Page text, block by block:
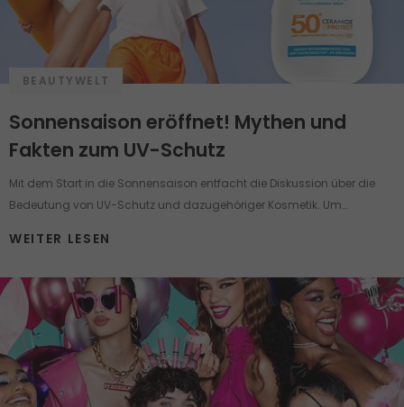
BEAUTYWELT
Sonnensaison eröffnet! Mythen und
Fakten zum UV-Schutz
Mit dem Start in die Sonnensaison entfacht die Diskussion über die
Bedeutung von UV-Schutz und dazugehöriger Kosmetik. Um
einen gut informierten Menschen in Verwirrung bringen können.
Pflegeprodukte mit UV-Schutz unter die Lupe.
WEITER LESEN